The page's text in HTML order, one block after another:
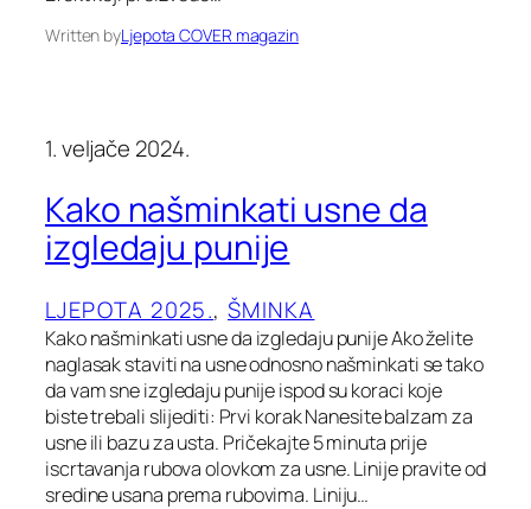
Written byLjepota COVER magazin
1. veljače 2024.
Kako našminkati usne da
izgledaju punije
LJEPOTA 2025., ŠMINKA
Kako našminkati usne da izgledaju punije Ako želite
naglasak staviti na usne odnosno našminkati se tako
da vam sne izgledaju punije ispod su koraci koje
biste trebali slijediti: Prvi korak Nanesite balzam za
usne ili bazu za usta. Pričekajte 5 minuta prije
iscrtavanja rubova olovkom za usne. Linije pravite od
sredine usana prema rubovima. Liniju…